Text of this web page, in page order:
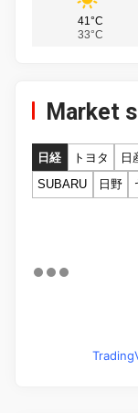
41°C
33°C
Market
日経 トヨタ 日
SUBARU
日野